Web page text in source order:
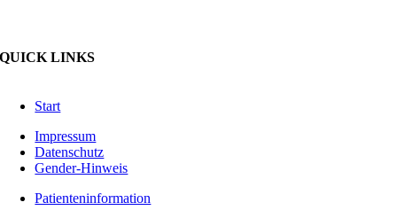
QUICK LINKS
Start
Impressum
Datenschutz
Gender-Hinweis
Patienteninformation